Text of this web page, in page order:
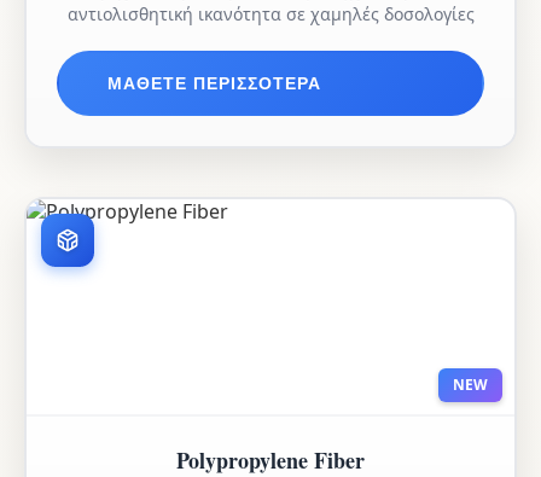
αντιολισθητική ικανότητα σε χαμηλές δοσολογίες
ΜΆΘΕΤΕ ΠΕΡΙΣΣΌΤΕΡΑ
NEW
Polypropylene Fiber